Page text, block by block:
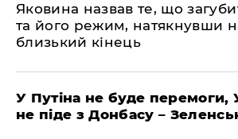
Яковина назвав те, що
та його режим, натякнувши
близький кінець
У Путіна не буде перемоги,
не піде з Донбасу –